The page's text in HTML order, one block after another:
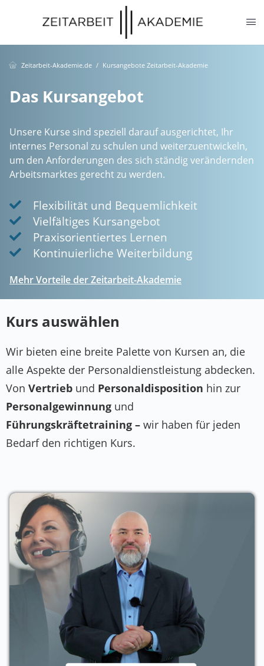
springen
Zeitarbeit-Akademie.de Kursangebote Zeitarbeit-Akademie
Das Kursangebot
Unsere Kurse sind speziell darauf ausgerichtet, Ihr
internes Personal zu schulen und weiterzuentwickeln,
um den Anforderungen des sich ständig verändernden
Arbeitsmarktes gerecht zu werden.
Flexibilität und Bequemlichkeit
Vielfältiges Kursangebot
Praxisorientiertes Lernen
Kontinuierliche Weiterbildung
Mehr Vorteile der Zeitarbeit-Akademie
Kurs auswählen
Wir bieten eine breite Palette von Kursen an, die
alle Aspekte der Personaldienstleistung abdecken.
Von Vertrieb und Personaldisposition hin zur
Personalgewinnung und
Führungskräftetraining – wir haben für jeden
Bedarf den richtigen Kurs.